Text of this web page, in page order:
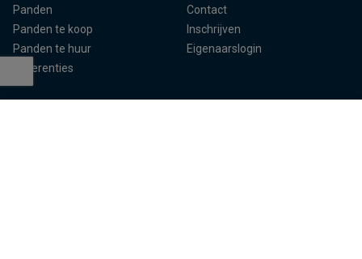
Panden
Panden te koop
Panden te huur
Referenties
Contact
Inschrijven
Eigenaarslogin
Terug naar boven